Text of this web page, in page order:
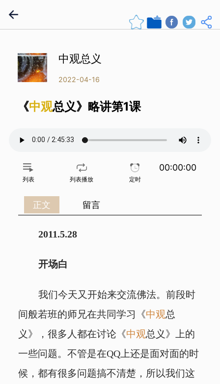
中观总义
2022-04-16
《中观总义》略讲第1课
列表 列表播放 定时
00:00:00
正文 留言
2011.5.28
开场白
我们今天又开始来交流佛法。前段时
间般若班的师兄在共同学习《中观总
义》，很多人都在讨论《中观总义》上的
一些问题。不管是在QQ上还是面对面的时
候，都有很多问题搞不清楚，所以我们这